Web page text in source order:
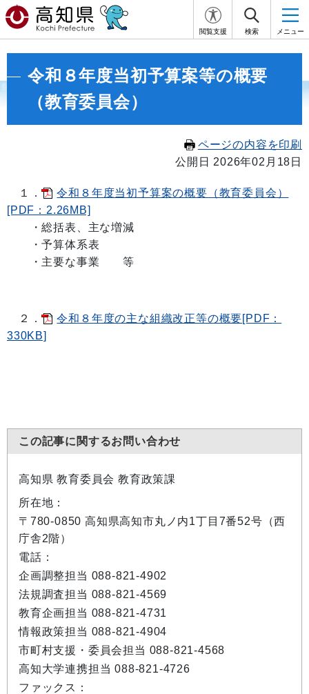
閲覧支援 検索 メニュー
令和８年度当初予算案等の概要
（教育委員会）
ページの内容を印刷
公開日 2026年02月18日
１．
令和８年度当初予算案の概要（教育委員会）
[PDF：2.26MB]
・総括表、主な増減
・予算体系表
・主要な事業 等
２．
令和８年度の主な組織改正等の概要[PDF：
330KB]
この記事に関するお問い合わせ
高知県 教育委員会 教育政策課
所在地：
〒780-0850 高知県高知市丸ノ内1丁目7番52号（西
庁舎2階）
電話：
企画調整担当 088-821-4902
法規調査担当 088-821-4569
教育企画担当 088-821-4731
情報政策担当 088-821-4904
市町村支援・委員会担当 088-821-4568
高知大学連携担当 088-821-4726
ファックス：